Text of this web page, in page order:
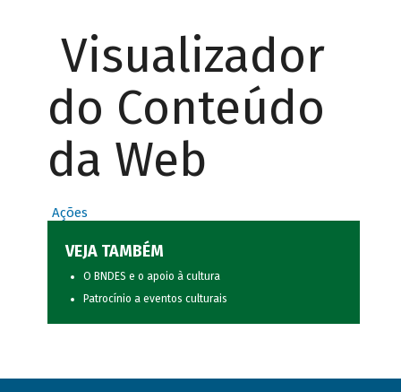
Visualizador
do Conteúdo
da Web
Ações
VEJA TAMBÉM
O BNDES e o apoio à cultura
Patrocínio a eventos culturais